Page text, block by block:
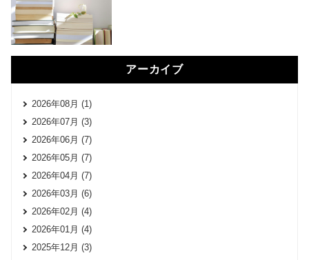
アーカイブ
2026年08月 (1)
2026年07月 (3)
2026年06月 (7)
2026年05月 (7)
2026年04月 (7)
2026年03月 (6)
2026年02月 (4)
2026年01月 (4)
2025年12月 (3)